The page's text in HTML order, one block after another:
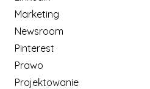
Marketing
Newsroom
Pinterest
Prawo
Projektowanie